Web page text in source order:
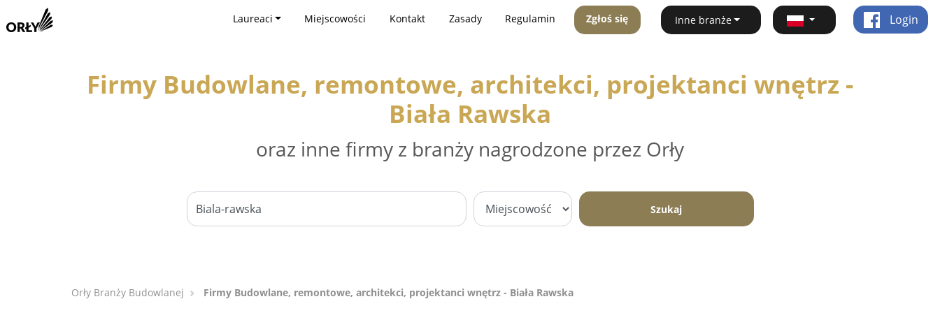
Laureaci Miejscowości Kontakt Zasady Regulamin Zgłoś się Inne branże Login
Firmy Budowlane, remontowe, architekci, projektanci wnętrz -
Biała Rawska
oraz inne firmy z branży nagrodzone przez Orły
Szukaj
Orły Branży Budowlanej Firmy Budowlane, remontowe, architekci, projektanci wnętrz - Biała Rawska